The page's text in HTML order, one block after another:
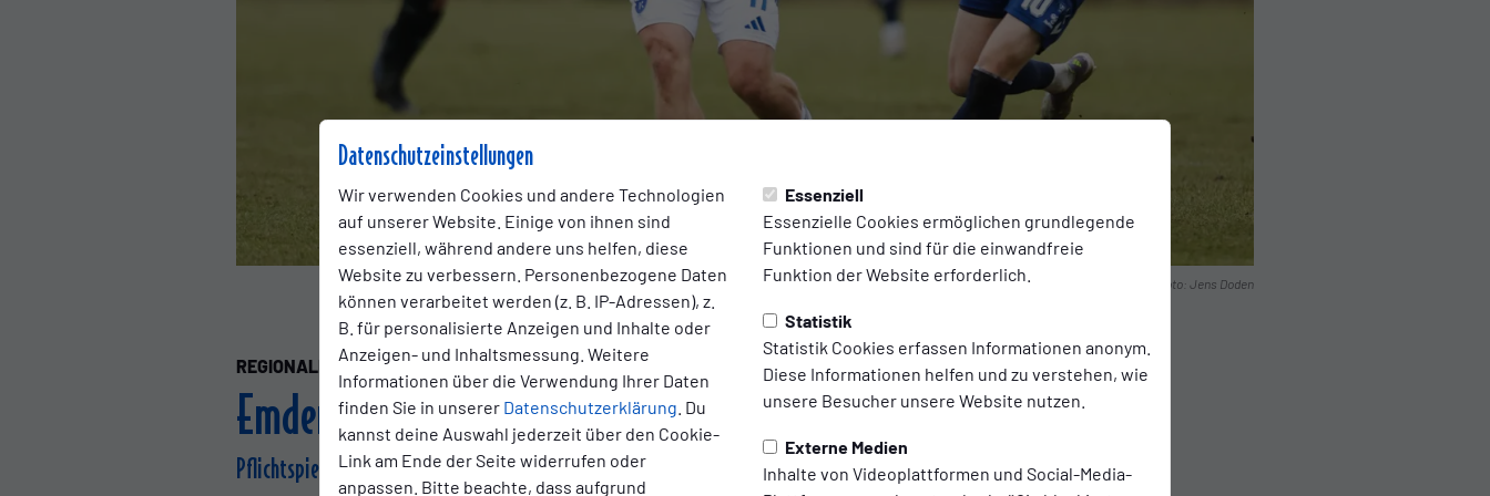
Datenschutzeinstellungen
Wir verwenden Cookies und andere Technologien
auf unserer Website. Einige von ihnen sind
essenziell, während andere uns helfen, diese
Website zu verbessern. Personenbezogene Daten
können verarbeitet werden (z. B. IP-Adressen), z.
B. für personalisierte Anzeigen und Inhalte oder
Anzeigen- und Inhaltsmessung. Weitere
Informationen über die Verwendung Ihrer Daten
finden Sie in unserer Datenschutzerklärung . Du
kannst deine Auswahl jederzeit über den Cookie-
Link am Ende der Seite widerrufen oder
anpassen. Bitte beachte, dass aufgrund
Essenziell
Essenzielle Cookies ermöglichen grundlegende
Funktionen und sind für die einwandfreie
Funktion der Website erforderlich.
Statistik
Statistik Cookies erfassen Informationen anonym.
Diese Informationen helfen und zu verstehen, wie
unsere Besucher unsere Website nutzen.
Externe Medien
Inhalte von Videoplattformen und Social-Media-
Foto: Jens Doden
REGIONALLIGA Montag, 23.02.2026 19:48 Uhr | Ingo Poppen
Emder Auswärtsspiel bei Phönix Lübeck fällt aus
Pflichtspielstart für Kickers erst am 14. März gegen Norderstedt